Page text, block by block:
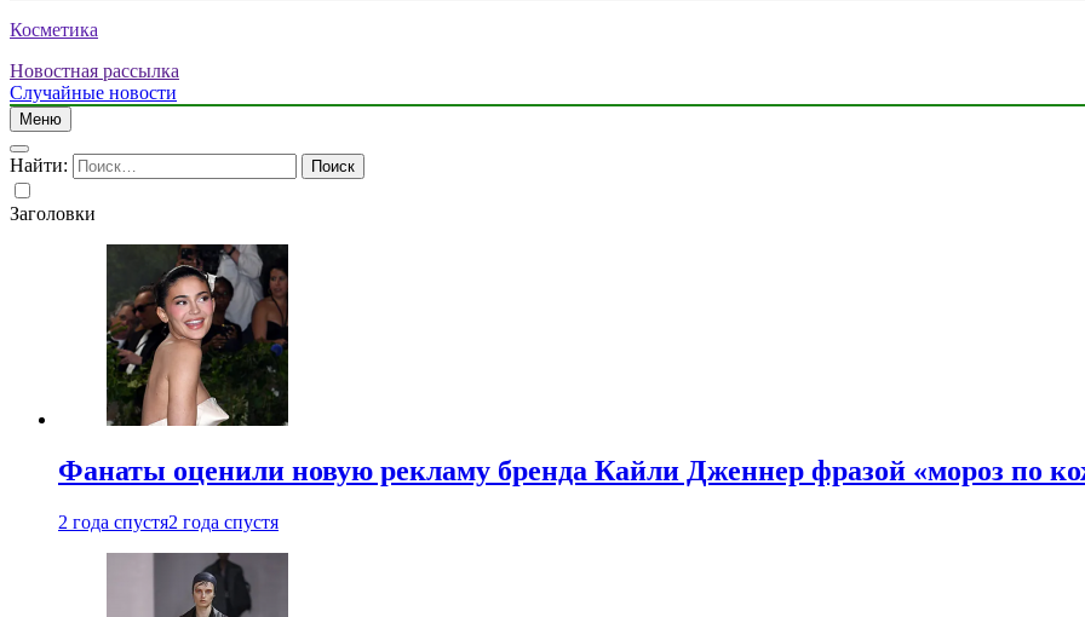
Косметика
Новостная рассылка
Случайные новости
Меню
Найти:
Заголовки
Фанаты оценили новую рекламу бренда Кайли Дженнер фразой «мороз по
2 года спустя2 года спустя